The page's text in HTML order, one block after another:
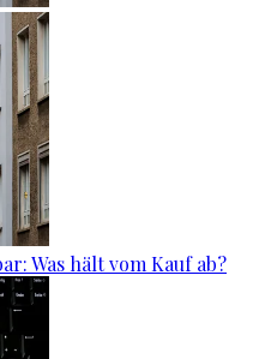
Was hält vom Kauf ab?